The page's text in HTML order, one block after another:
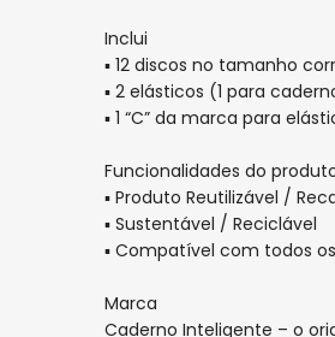
Inteligente
Inclui
▪ 12 discos no tamanho
▪ 2 elásticos (1 para
▪ 1 “C” da marca para
Funcionalidades do
▪ Produto Reutilizável /
▪ Sustentável / Reciclável
▪ Compatível com todos
Marca
Caderno Inteligente – o